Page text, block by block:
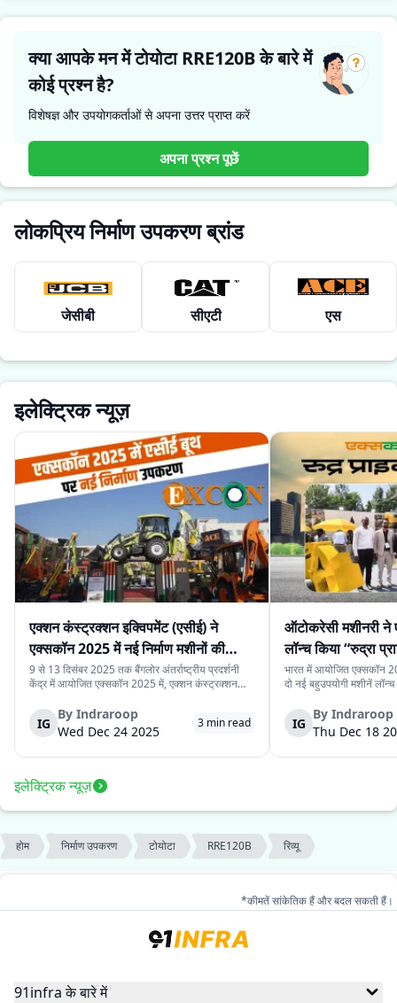
क्या आपके मन में टोयोटा RRE120B के बारे में
कोई प्रश्न है?
विशेषज्ञ और उपयोगकर्ताओं से अपना उत्तर प्राप्त करें
अपना प्रश्न पूछें
लोकप्रिय निर्माण उपकरण ब्रांड
जेसीबी सीएटी एस
इलेक्ट्रिक न्यूज़
एक्शन कंस्ट्रक्शन इक्विपमेंट (एसीई) ने
एक्सकॉन 2025 में नई निर्माण मशीनों की
श्रृंखला पेश की
9 से 13 दिसंबर 2025 तक बैंगलोर अंतर्राष्ट्रीय प्रदर्शनी
केंद्र में आयोजित एक्सकॉन 2025 में, एक्शन कंस्ट्रक्शन
पेश की। यह नई मशीनें निर्माण स्थलों पर काम की गति, सुरक्षा
और संचालन को बेहतर बना...
IG
By Indraroop
Wed Dec 24 2025
3 min read
ऑटोकरेसी मशीनरी
लॉन्च किया “रुद्रा
प्राइम मिनी”
भारत में आयोजित एक्सकॉन
दो नई बहुउपयोगी मशीनें
प्रोजेक्ट, यूटिलिटी
बनाई गई हैं, जहाँ साइट...
IG
By Indraroop
Thu Dec 18
इलेक्ट्रिक न्यूज़
होम निर्माण उपकरण टोयोटा RRE120B रिव्यू
*कीमतें सांकेतिक हैं और बदल सकती हैं।
91infra के बारे में